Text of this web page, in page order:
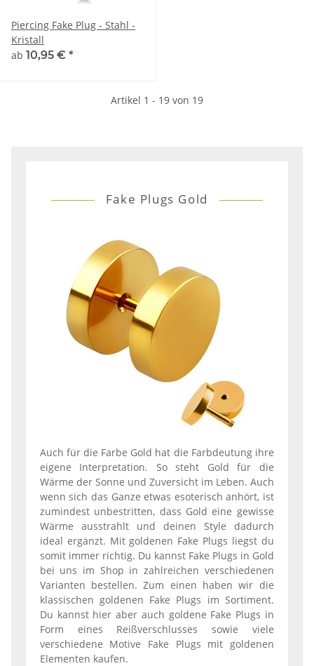
Piercing Fake Plug - Stahl -
Kristall
ab 10,95 € *
Artikel 1 - 19 von 19
Fake Plugs Gold
Auch für die Farbe Gold hat die Farbdeutung ihre
eigene Interpretation. So steht Gold für die
Wärme der Sonne und Zuversicht im Leben. Auch
wenn sich das Ganze etwas esoterisch anhört, ist
zumindest unbestritten, dass Gold eine gewisse
Wärme ausstrahlt und deinen Style dadurch
ideal ergänzt. Mit goldenen Fake Plugs liegst du
somit immer richtig. Du kannst Fake Plugs in Gold
bei uns im Shop in zahlreichen verschiedenen
Varianten bestellen. Zum einen haben wir die
klassischen goldenen Fake Plugs im Sortiment.
Du kannst hier aber auch goldene Fake Plugs in
Form eines Reißverschlusses sowie viele
verschiedene Motive Fake Plugs mit goldenen
Elementen kaufen.